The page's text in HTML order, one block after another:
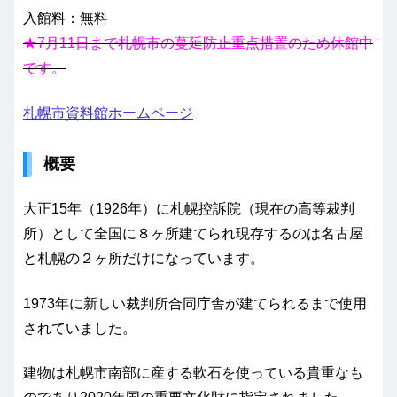
入館料：無料
★7月11日まで札幌市の蔓延防止重点措置のため休館中
です。
札幌市資料館ホームページ
概要
大正15年（1926年）に札幌控訴院（現在の高等裁判
所）として全国に８ヶ所建てられ現存するのは名古屋
と札幌の２ヶ所だけになっています。
1973年に新しい裁判所合同庁舎が建てられるまで使用
されていました。
建物は札幌市南部に産する軟石を使っている貴重なも